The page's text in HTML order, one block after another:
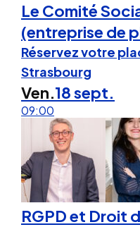
Le Comité
(entreprise de
Réservez votre
Strasbourg
Ven.18 sept.
09:00
RGPD et Droit